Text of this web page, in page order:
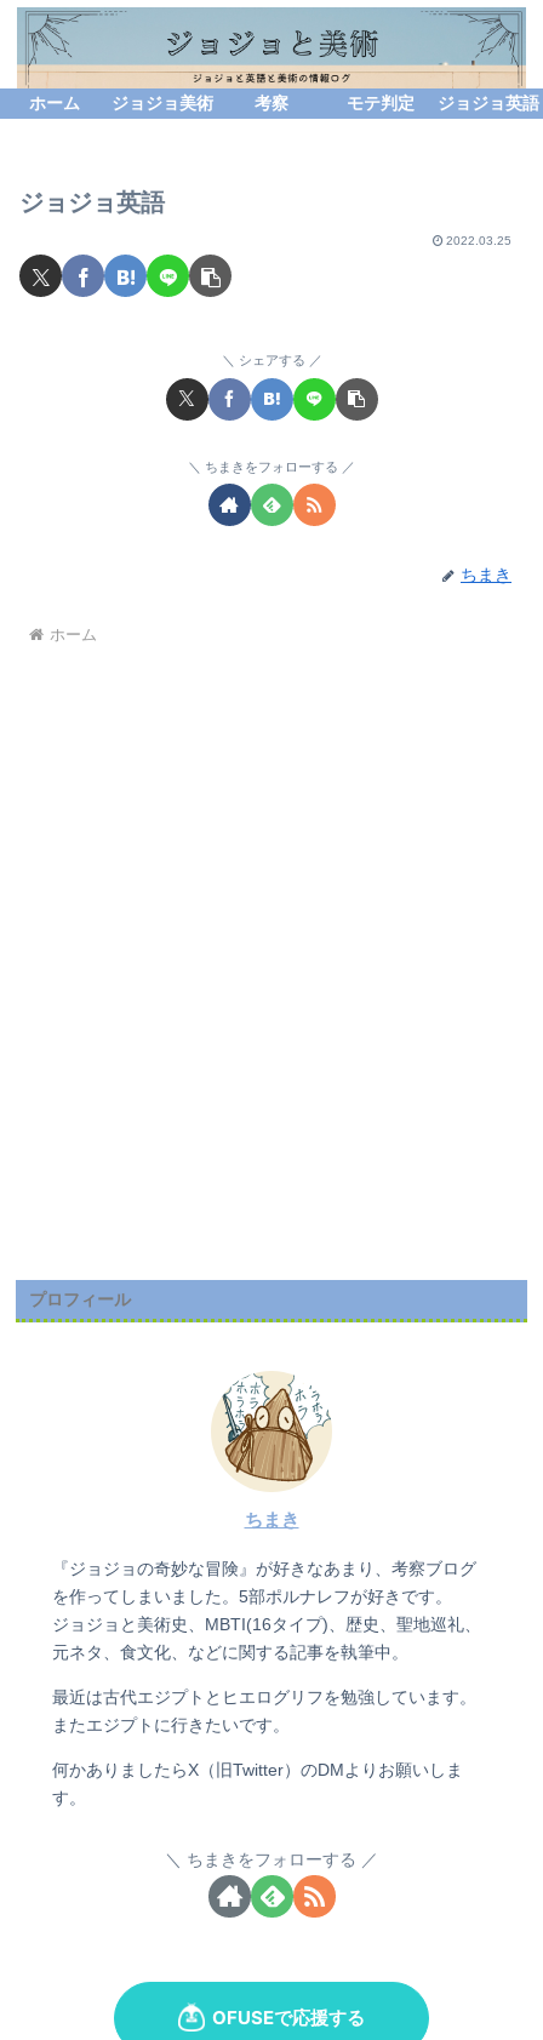
ホーム ジョジョ美術 考察 モテ判定 ジョジョ英語
ジョジョ英語
2022.03.25
シェアする
ちまきをフォローする
ちまき
ホーム
プロフィール
ちまき
『ジョジョの奇妙な冒険』が好きなあまり、考察ブログ
を作ってしまいました。5部ポルナレフが好きです。
ジョジョと美術史、MBTI(16タイプ)、歴史、聖地巡礼、
元ネタ、食文化、などに関する記事を執筆中。
最近は古代エジプトとヒエログリフを勉強しています。
またエジプトに行きたいです。
何かありましたらX（旧Twitter）のDMよりお願いしま
す。
ちまきをフォローする